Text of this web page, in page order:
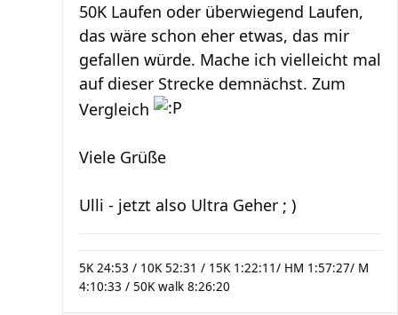
50K Laufen oder überwiegend Laufen,
das wäre schon eher etwas, das mir
gefallen würde. Mache ich vielleicht mal
auf dieser Strecke demnächst. Zum
Vergleich
Viele Grüße
Ulli - jetzt also Ultra Geher ; )
5K 24:53 / 10K 52:31 / 15K 1:22:11/ HM 1:57:27/ M
4:10:33 / 50K walk 8:26:20